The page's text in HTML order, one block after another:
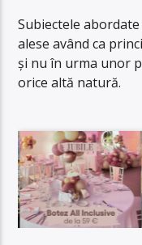
Subiectele
alese având ca
și nu în urma unor
orice altă natură.